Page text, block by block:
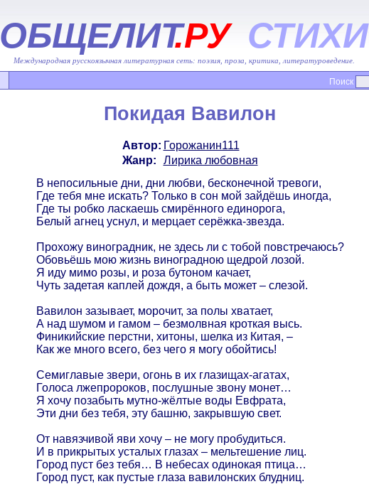
ОБЩЕЛИТ.РУ СТИХИ
Международная русскоязычная литературная сеть: поэзия, проза, критика, литературоведение.
Поиск
Покидая Вавилон
Автор: Горожанин111
Жанр:
Лирика любовная
В непосильные дни, дни любви, бесконечной тревоги,
Где тебя мне искать? Только в сон мой зайдёшь иногда,
Где ты робко ласкаешь смирённого единорога,
Белый агнец уснул, и мерцает серёжка-звезда.
Прохожу виноградник, не здесь ли с тобой повстречаюсь?
Обовьёшь мою жизнь виноградною щедрой лозой.
Я иду мимо розы, и роза бутоном качает,
Чуть задетая каплей дождя, а быть может – слезой.
Вавилон зазывает, морочит, за полы хватает,
А над шумом и гамом – безмолвная кроткая высь.
Финикийские перстни, хитоны, шелка из Китая, –
Как же много всего, без чего я могу обойтись!
Семиглавые звери, огонь в их глазищах-агатах,
Голоса лжепророков, послушные звону монет…
Я хочу позабыть мутно-жёлтые воды Евфрата,
Эти дни без тебя, эту башню, закрывшую свет.
От навязчивой яви хочу – не могу пробудиться.
И в прикрытых усталых глазах – мельтешение лиц.
Город пуст без тебя… В небесах одинокая птица…
Город пуст, как пустые глаза вавилонских блудниц.